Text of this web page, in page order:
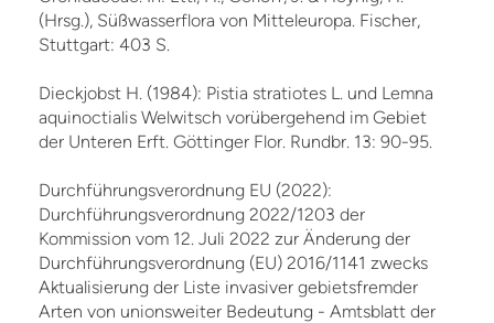
(Hrsg.), Süßwasserflora von Mitteleuropa. Fischer,
Stuttgart: 403 S.
Dieckjobst H. (1984): Pistia stratiotes L. und Lemna
aquinoctialis Welwitsch vorübergehend im Gebiet
der Unteren Erft. Göttinger Flor. Rundbr. 13: 90-95.
Durchführungsverordnung EU (2022):
Durchführungsverordnung 2022/1203 der
Kommission vom 12. Juli 2022 zur Änderung der
Durchführungsverordnung (EU) 2016/1141 zwecks
Aktualisierung der Liste invasiver gebietsfremder
Arten von unionsweiter Bedeutung - Amtsblatt der